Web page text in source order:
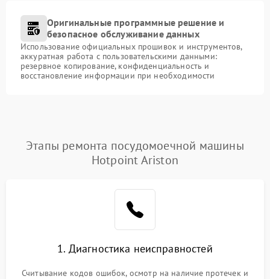
Оригинальные программные решение и
безопасное обслуживание данных
Использование официальных прошивок и инструментов,
аккуратная работа с пользовательскими данными:
резервное копирование, конфиденциальность и
восстановление информации при необходимости
Этапы ремонта посудомоечной машины
Hotpoint Ariston
1. Диагностика неисправностей
Считывание кодов ошибок, осмотр на наличие протечек и